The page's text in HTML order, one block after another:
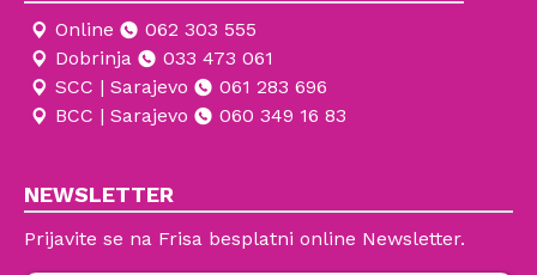
Online
062 303 555
Dobrinja
033 473 061
SCC | Sarajevo
061 283 696
BCC | Sarajevo
060 349 16 83
NEWSLETTER
Prijavite se na Frisa besplatni online Newsletter.